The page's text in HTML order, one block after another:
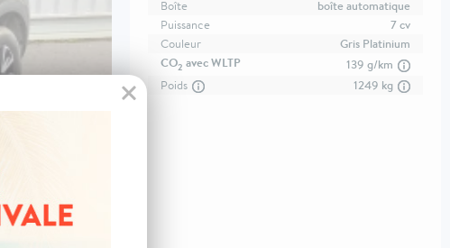
Boîte
boîte automatique
Puissance
7 cv
Couleur
Gris Platinium
CO2 avec WLTP
139 g/km
Poids
1249 kg